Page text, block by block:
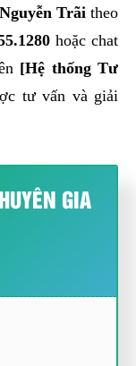
Trãi theo
hoặc chat
[Hệ thống Tư
tư vấn và giải
GIA